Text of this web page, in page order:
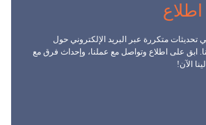
تحديثات متكررة عبر البريد الإلكتروني حول
ابق على اطلاع وتواصل مع عملنا، وإحداث فرق مع
الآن!